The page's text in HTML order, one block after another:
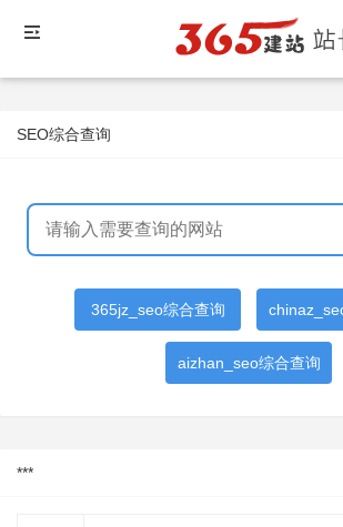
SEO综合查询
365jz_seo综合查询
aizhan_seo综合查询
***